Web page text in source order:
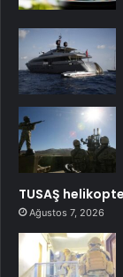
TUSAŞ
Ağustos 7, 2026